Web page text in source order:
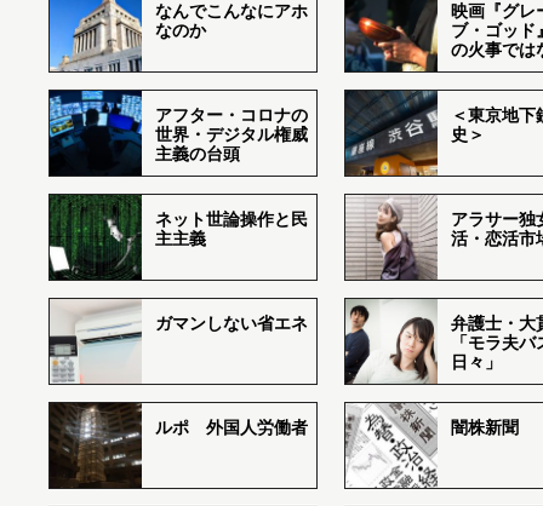
なんでこんなにアホ
なのか
映画『グレ
ブ・ゴッド
の火事では
アフター・コロナの
世界・デジタル権威
主義の台頭
＜東京地下
史＞
ネット世論操作と民
主主義
アラサー独
活・恋活市
ガマンしない省エネ
弁護士・大
「モラ夫
日々」
ルポ 外国人労働者 闇株新聞